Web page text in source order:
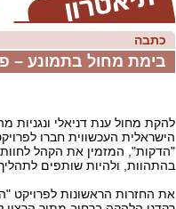
כתבה
בימת מחול בתמונע –
להקת מחול ענת דניאלי ונגניות
הישראלית העכשווית חברו
"הדקות", המזמין את הקהל
בהתהוות, ולהיות שותפים לתהליך
את החזרות הראשונות לפרויקט